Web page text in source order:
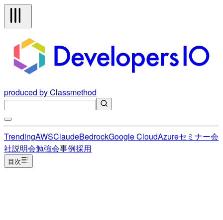
produced by Classmethod
TrendingAWSClaudeBedrockGoogle CloudAzureセミナー会
社説明会勉強会事例採用
目次